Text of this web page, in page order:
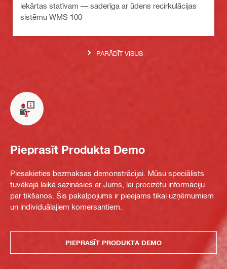
iekārtas statīvam — saderīga ar ūdens recirkulācijas
sistēmu WMS 100
PARĀDĪT VISUS
Pieprasīt Produkta Demo
Piesakieties bezmaksas demonstrācijai. Mūsu speciālists
tuvākajā laikā sazināsies ar Jums, lai precizētu informāciju
par tikšanos. Šis pakalpojums ir pieejams tikai uzņēmumiem
un individuālajiem komersantiem.
PIEPRASĪT PRODUKTA DEMO